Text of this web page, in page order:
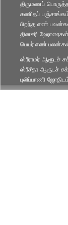
திருமணப்
கணிதப்
பிறந்த எண்
தினசரி ஹோரைகள்
பெயர் எண்
ஸ்ரீராமர் ஆரூடச்
ஸ்ரீசீதா ஆரூடச்
புலிப்பாணி